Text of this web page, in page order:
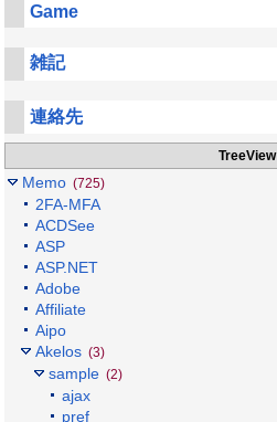
Game
雑記
連絡先
TreeView
Memo (725)
2FA-MFA
ACDSee
ASP
ASP.NET
Adobe
Affiliate
Aipo
Akelos (3)
sample (2)
ajax
pref